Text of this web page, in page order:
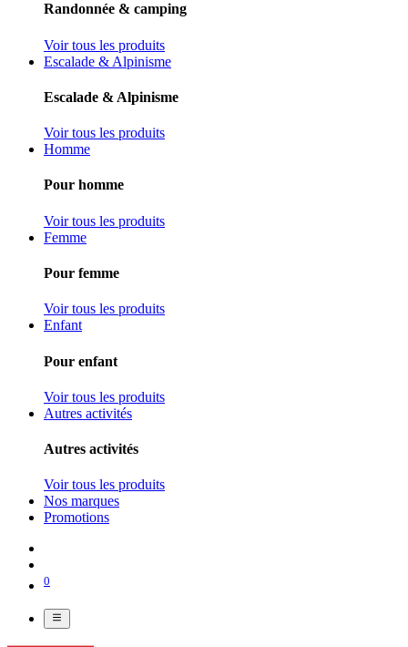
Randonnée & camping
Voir tous les produits
Escalade & Alpinisme
Escalade & Alpinisme
Voir tous les produits
Homme
Pour homme
Voir tous les produits
Femme
Pour femme
Voir tous les produits
Enfant
Pour enfant
Voir tous les produits
Autres activités
Autres activités
Voir tous les produits
Nos marques
Promotions
0